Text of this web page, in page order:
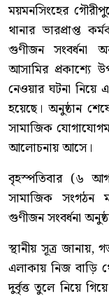
ময়মনসিংহের
থানার ভারপ্রাপ্ত
গুণীজন সংবর্ধনা
আসামির প্রকাশ্যে
নেওয়ার ঘটনা নিয়ে
হয়েছে। অনুষ্ঠান
সামাজিক
আলোচনায় আসে।
বৃহস্পতিবার (৬
সামাজিক সংগঠন
গুণীজন সংবর্ধনা
স্থানীয় সূত্র
এলাকায় নিজ বাড়ি
দুর্বৃত্ত তুলে নিয়ে